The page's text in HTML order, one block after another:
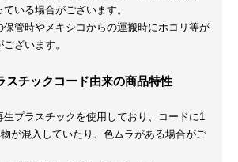
いる場合がございます。
保管時やメキシコからの運搬時にホコリ等が
ざいます。
スチックコード由来の商品特性
生プラスチックを使用しており、コードに1
が混入していたり、色ムラがある場合がご